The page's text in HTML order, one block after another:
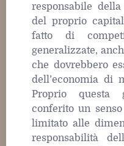
responsabile
del proprio
fatto di
generalizzate,
che dovrebbero
dell’economia di
Proprio questa
conferito un
limitato alle
responsabilità